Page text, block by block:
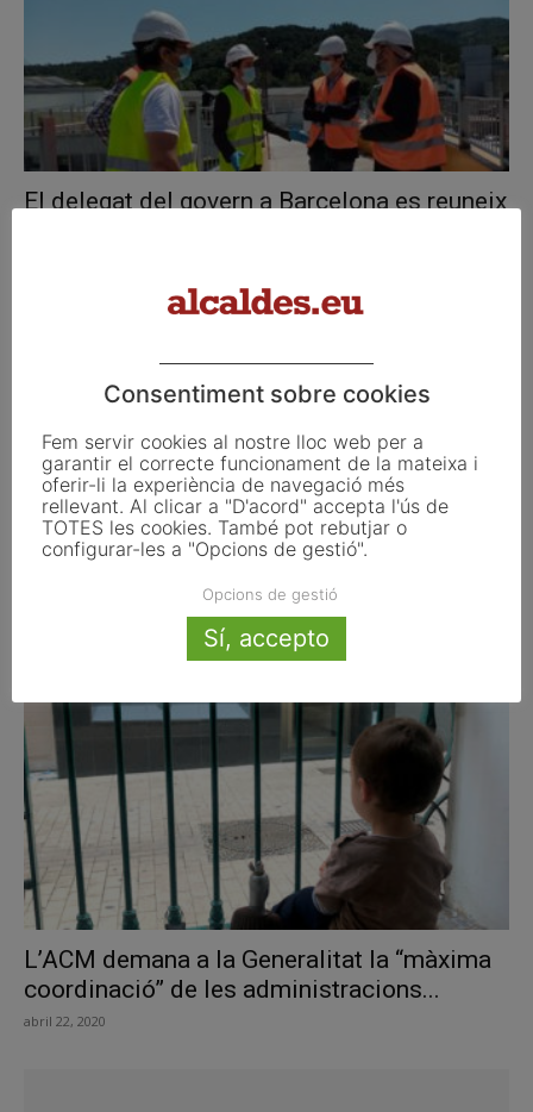
El delegat del govern a Barcelona es reuneix
La Diputació de Lleida fa arribar una guia
per al desconfinament...
L’ACM demana a la Generalitat la “màxima
coordinació” de les administracions...
abril 22, 2020
Consentiment sobre cookies
Fem servir cookies al nostre lloc web per a
garantir el correcte funcionament de la mateixa i
oferir-li la experiència de navegació més
rellevant. Al clicar a "D'acord" accepta l'ús de
TOTES les cookies. També pot rebutjar o
configurar-les a "Opcions de gestió".
Opcions de gestió
Sí, accepto